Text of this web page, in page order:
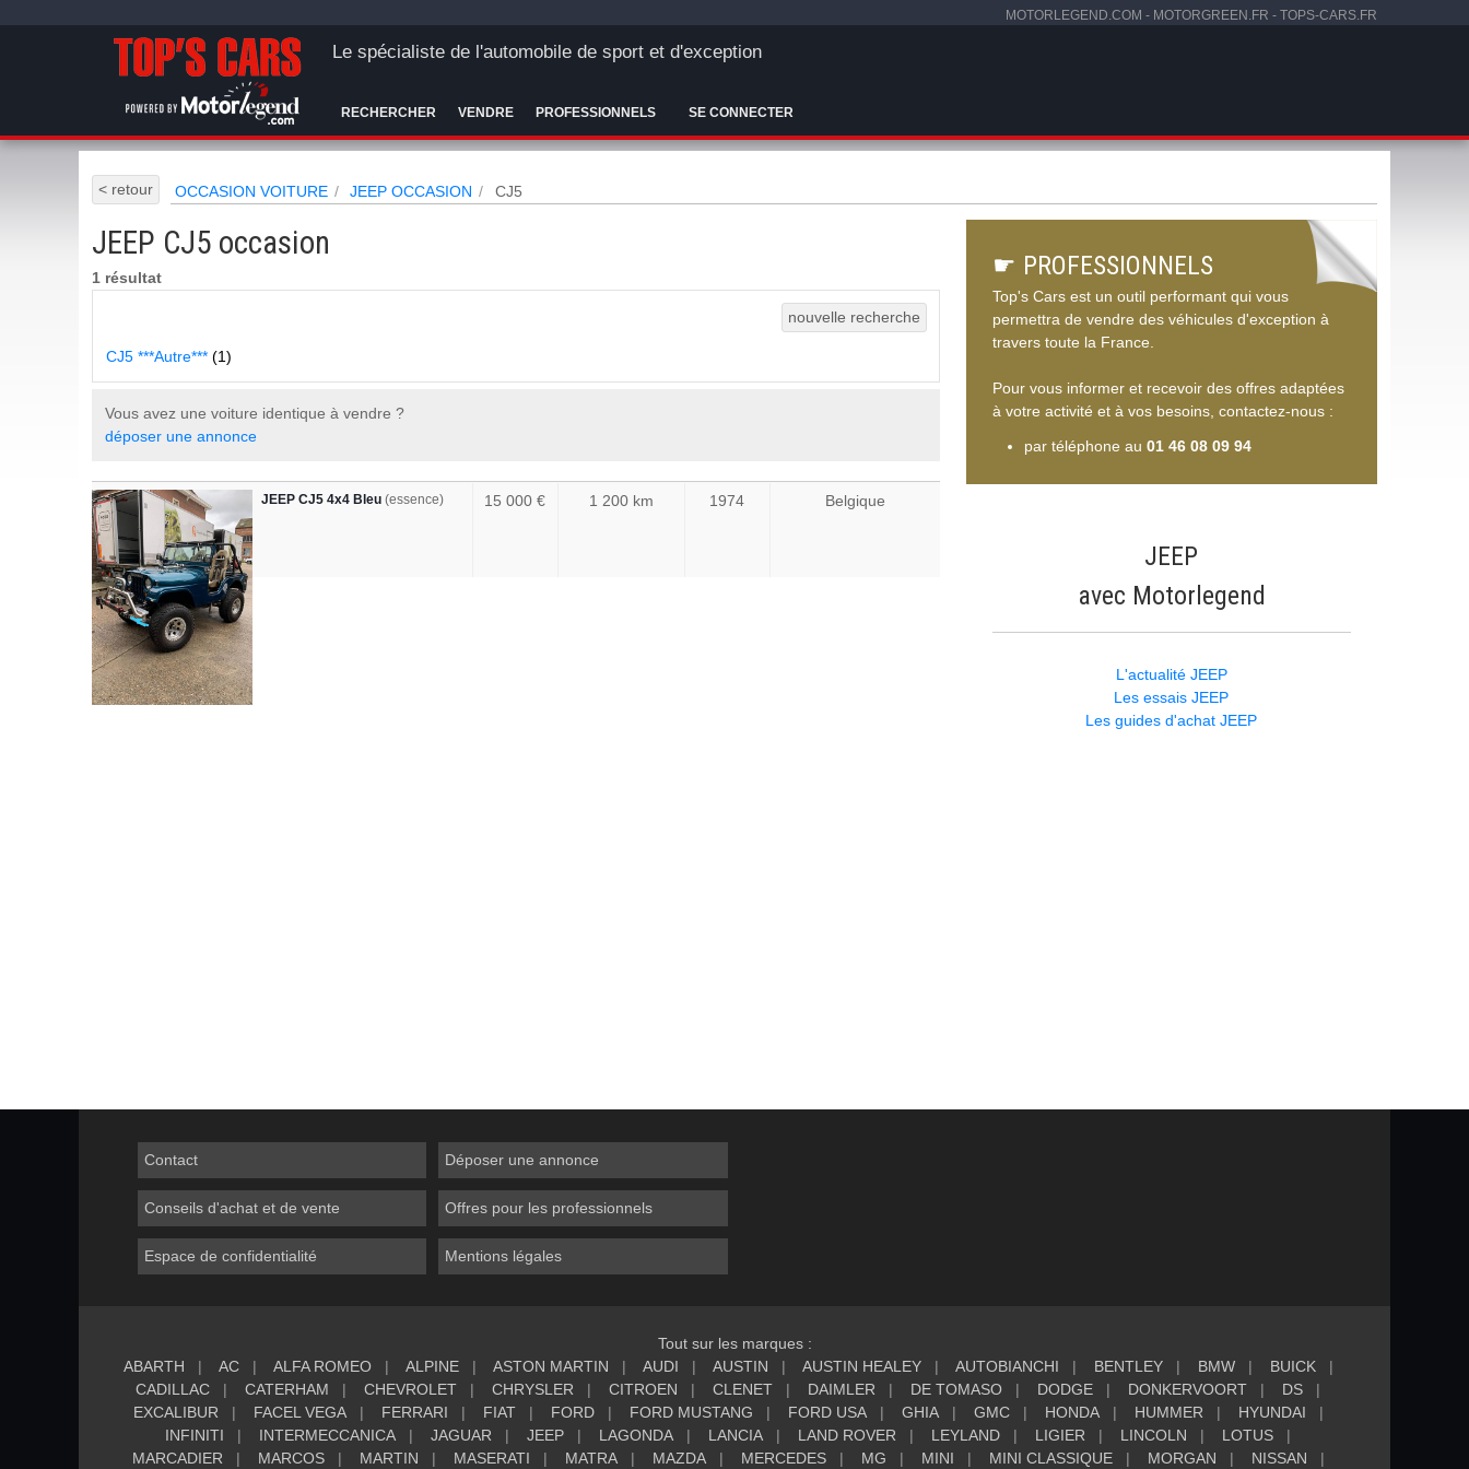
MOTORLEGEND.COM - MOTORGREEN.FR - TOPS-CARS.FR
Le spécialiste de l'automobile de sport et d'exception
RECHERCHER VENDRE PROFESSIONNELS SE CONNECTER
< retour OCCASION VOITURE JEEP OCCASION CJ5
JEEP CJ5 occasion
1 résultat
nouvelle recherche
CJ5 ***Autre*** (1)
Vous avez une voiture identique à vendre ?
déposer une annonce
JEEP CJ5 4x4 Bleu (essence) 15 000 € 1 200 km 1974 Belgique
☛ PROFESSIONNELS
Top's Cars est un outil performant qui vous
permettra de vendre des véhicules d'exception à
travers toute la France.
Pour vous informer et recevoir des offres adaptées
à votre activité et à vos besoins, contactez-nous :
par téléphone au 01 46 08 09 94
JEEP
avec Motorlegend
L'actualité JEEP
Les essais JEEP
Les guides d'achat JEEP
Contact Déposer une annonce
Conseils d'achat et de vente Offres pour les professionnels
Espace de confidentialité Mentions légales
Tout sur les marques :
ABARTH
AC ALFA ROMEO ALPINE ASTON MARTIN AUDI AUSTIN AUSTIN HEALEY AUTOBIANCHI BENTLEY BMW
BUICK
CADILLAC
CATERHAM CHEVROLET CHRYSLER CITROEN CLENET DAIMLER DE TOMASO DODGE DONKERVOORT
DS
EXCALIBUR
FACEL VEGA FERRARI FIAT FORD FORD MUSTANG FORD USA GHIA GMC HONDA HUMMER
HYUNDAI
INFINITI
INTERMECCANICA JAGUAR JEEP LAGONDA LANCIA LAND ROVER LEYLAND LIGIER LINCOLN
LOTUS
MARCADIER
MARCOS MARTIN MASERATI MATRA MAZDA MERCEDES MG MINI MINI CLASSIQUE MORGAN NISSAN